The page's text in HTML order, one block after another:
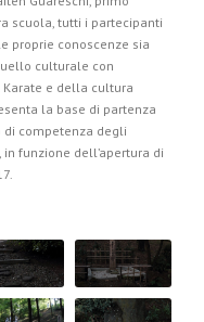
scuola, tutti i partecipanti
proprie conoscenze sia
culturale con
e della cultura
la base di partenza
di competenza degli
funzione dell’apertura di